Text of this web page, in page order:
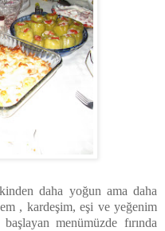
daha yoğun ama daha
, kardeşim, eşi ve yeğenim
menümüzde fırında